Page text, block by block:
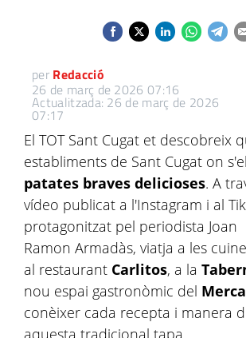
per Redacció
26 de març de 2026 07:16
Actualitzada: 26 de març de 2026
07:17
El TOT Sant Cugat et descobreix
establiments de Sant Cugat on
patates braves delicioses. A
vídeo publicat a l'Instagram i al
protagonitzat pel periodista Joan
Ramon Armadàs, viatja a les
al restaurant Carlitos, a la
nou espai gastronòmic del
conèixer cada recepta i manera
aquesta tradicional tapa.